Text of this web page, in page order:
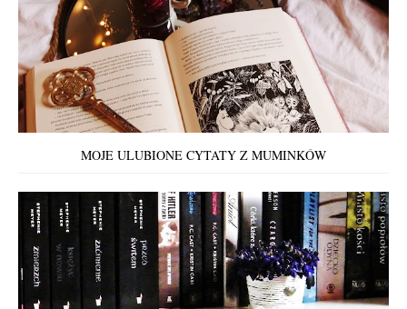
MOJE ULUBIONE CYTATY Z MUMINKÓW